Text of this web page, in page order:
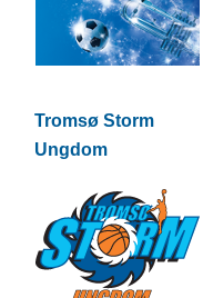
Tromsø Storm
Ungdom